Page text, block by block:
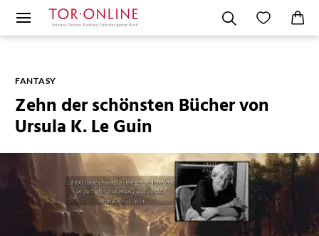
FANTASY
Zehn der schönsten Bücher von
Ursula K. Le Guin